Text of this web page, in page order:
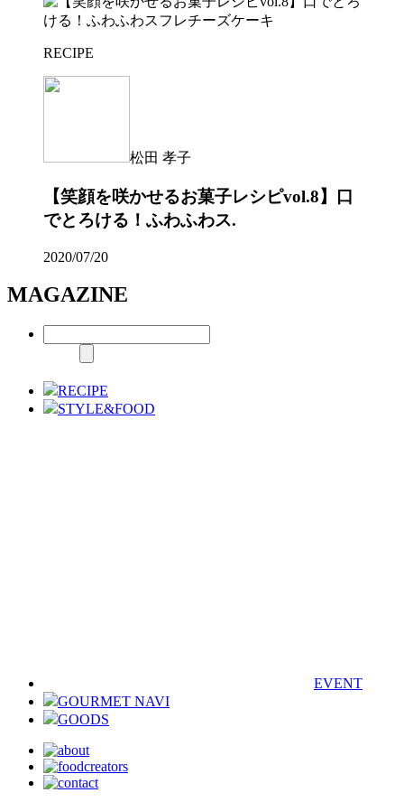
RECIPE
松田 孝子
【笑顔を咲かせるお菓子レシピvol.8】口
でとろける！ふわふわス.
2020/07/20
MAGAZINE
RECIPE
STYLE&FOOD
EVENT
GOURMET NAVI
GOODS